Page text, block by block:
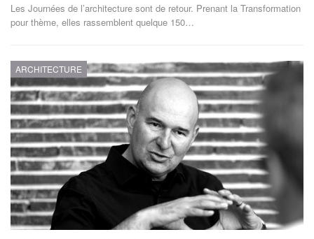
Les Journées de l’architecture sont de retour. Prenant la Transformation
pour thème, elles rassemblent quelque 150…
ARCHITECTURE